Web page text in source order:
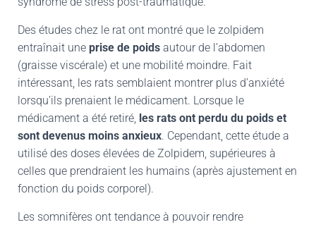
Des études chez le rat ont montré que le zolpidem
entraînait une prise de poids autour de l’abdomen
(graisse viscérale) et une mobilité moindre. Fait
intéressant, les rats semblaient montrer plus d’anxiété
lorsqu’ils prenaient le médicament. Lorsque le
médicament a été retiré, les rats ont perdu du poids et
sont devenus moins anxieux. Cependant, cette étude a
utilisé des doses élevées de Zolpidem, supérieures à
celles que prendraient les humains (après ajustement en
fonction du poids corporel).
Les somnifères ont tendance à pouvoir rendre